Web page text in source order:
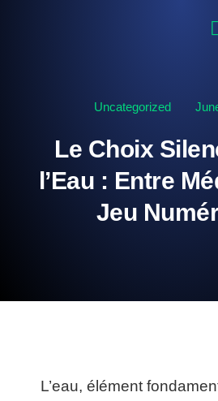
Uncategorized
Le Choix
l’Eau : Entre
Jeu
L’eau, élément